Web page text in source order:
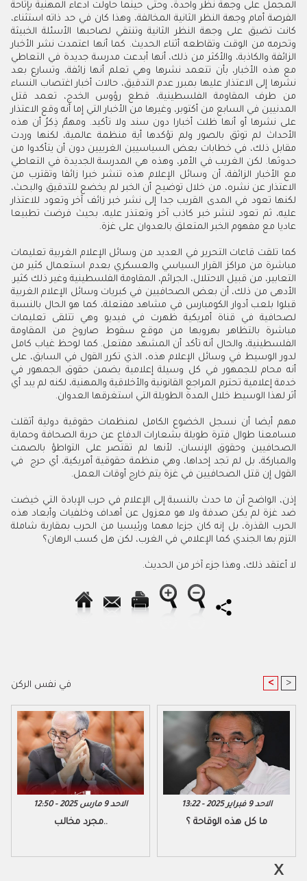
المجمل على وجهة نظر واحدة، وحتى حينما حاولت ادعاء المهنية بإتاحة
الفرصة أمام وجهة النظر الثانية المخالفة، وهذا كان في حد ذاته استثناء،
كانت تضيق على وجهة النظر الثانية وتنتقي لصاحبها الأسئلة الخبيثة
وتحرمه من الوقت وتقاطعه أثناء الحديث. كما أنها اعتمدت نشر الأخبار
الزائفة والكاذبة، والأكثر من ذلك، أنها أبدعت مدرسة جديدة في التعاطي
مع هذه الأخبار، بأن تتعمد نشرها وهي تعلم أنها زائفة، وتسارع بعد
نشرها إلى الاعتذار عليها بمبرر عدم التدقيق، حالات أخبار اغتصاب النساء
من طرف المقاومة الفلسطينية، قطع رؤوس الخدج، تعمد قتل
المدنيين في السابع من أكتوبر، وغيرها من الأخبار التي إما أنه وقع الاعتذار
على نشرها أو أنها ظلت أخبارا دون سند ولا تأكيد. ومهمٌ ذِكرُ أن هذه
الأحداث لم توثق بالصور ولم تؤكدها أية منظمة عالمية، لكنها وردت
مقابل ذلك، في خطابات بعض السياسيين الغربيين دون أن يتأكدوا من
حدوثها. لكن الغريب في الأمر، وهذه هي المدرسة الجديدة في التعاطي
مع الأخبار الزائفة، أن وسائل الإعلام هذه تنشر خبرا زائفا وتقترب من
الاعتذار عن نشره، من خلال توضيح أن الخبر لم يخضع للتدقيق والبحث،
لكنها تعود في المدى القريب جدا إلى نشر خبر زائف آخر وتعود للاعتذار
عليه، ثم تعود لنشر خبر كاذب آخر وتعتذر عليه، بحيث فرضت تطبيعا
عاديا مع مفهوم الخبر المتعلق بالعدوان على غزة.
كما تلقت قاعات التحرير في العديد من وسائل الإعلام الغربية تعليمات
مباشرة من مراكز القرار السياسي والعسكري بعدم استعمال كثير من
التعابير، من قبيل الاحتلال، الجرائم، المقاومة الفلسطينية وغير ذلك كثير.
الأدهى من ذلك، أن بعض الصحافيين في كبريات وسائل الإعلام الغربية
قبلوا بلعب أدوار الكومبارس في مشاهد مفتعلة، كما هو الحال بالنسبة
لصحافية في قناة أمريكية ظهرت في فيديو وهي تتلقى تعليمات
مباشرة بالتظاهر بهروبها من موقع سقوط صاروخ من المقاومة
الفلسطينية، والحال أنه تأكد أن المشهد مفتعل. كما لوحظ غياب كامل
لدور الوسيط في وسائل الإعلام هذه، الذي تكرر القول في السابق، على
أنه محام للجمهور في كل وسيلة إعلامية يضمن حقوق الجمهور في
خدمة إعلامية تحترم المراجع القانونية والأخلاقية والمهنية، لكنه لم يبد أي
أثر لهذا الوسيط خلال المدة الطويلة التي استغرقها العدوان.
مهم أيضا أن نسجل الخضوع الكامل لمنظمات حقوقية دولية أثقلت
مسامعنا طوال فترة طويلة بشعارات الدفاع عن حرية الصحافة وحماية
الصحافيين وحقوق الإنسان، لأنها لم تقتصر على التواطؤ بالصمت
والمباركة، بل لم تجد إحداها، وهي منظمة حقوقية أمريكية، أي حرج في
القول إن قتل الصحافيين في غزة يتم خارج أوقات العمل.
إذن، الواضح أن ما حدث بالنسبة إلى الإعلام في حرب الإبادة التي خيضت
ضد غزة لم يكن صدفة ولا هو معزول عن أهداف وخلفيات وأبعاد هذه
الحرب القذرة، بل إنه كان جزءا مهما ورئيسيا من الحرب بمقاربة شاملة
التزم بها الجندي كما الإعلامي في الغرب، لكن هل كسب الرهان؟
لا أعتقد ذلك، وهذا جزء آخر من الحديث.
في نفس الركن < >
الاحد 9 مارس 2025 - 12:50
مجرد مخالب..
الاحد 9 فبراير 2025 - 13:22
ما كل هذه الوقاحة ؟